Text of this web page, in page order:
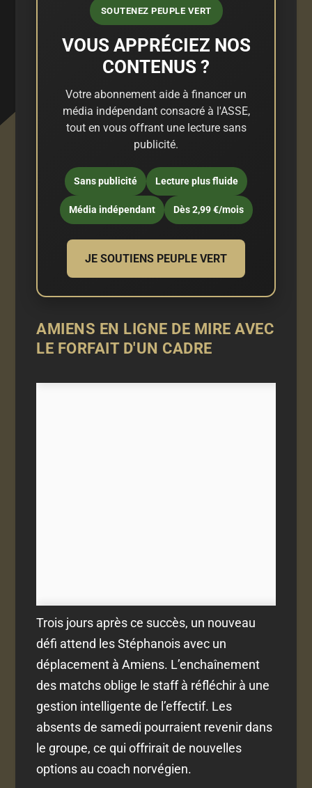
SOUTENEZ PEUPLE VERT
VOUS APPRÉCIEZ NOS
CONTENUS ?
Votre abonnement aide à financer un
média indépendant consacré à l'ASSE,
tout en vous offrant une lecture sans
publicité.
Sans publicité Lecture plus fluide
Média indépendant Dès 2,99 €/mois
JE SOUTIENS PEUPLE VERT
AMIENS EN LIGNE DE MIRE AVEC
LE FORFAIT D'UN CADRE
Trois jours après ce succès, un nouveau
défi attend les Stéphanois avec un
déplacement à Amiens. L’enchaînement
des matchs oblige le staff à réfléchir à une
gestion intelligente de l’effectif. Les
absents de samedi pourraient revenir dans
le groupe, ce qui offrirait de nouvelles
options au coach norvégien.